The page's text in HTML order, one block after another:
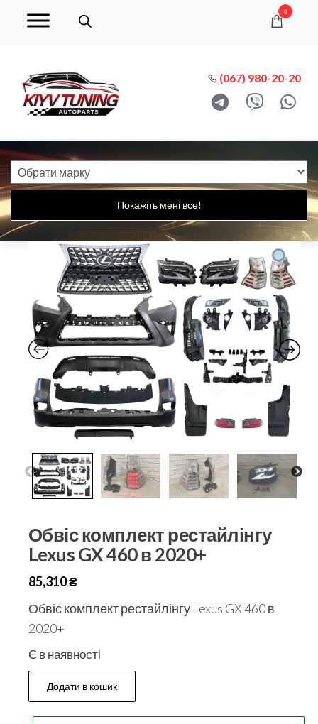
0
(067) 980-20-20
Покажіть мені все!
Обвіс комплект рестайлінгу
Lexus GX 460 в 2020+
85,310₴
Обвіс комплект рестайлінгу Lexus GX 460 в
2020+
Є в наявності
Додати в кошик